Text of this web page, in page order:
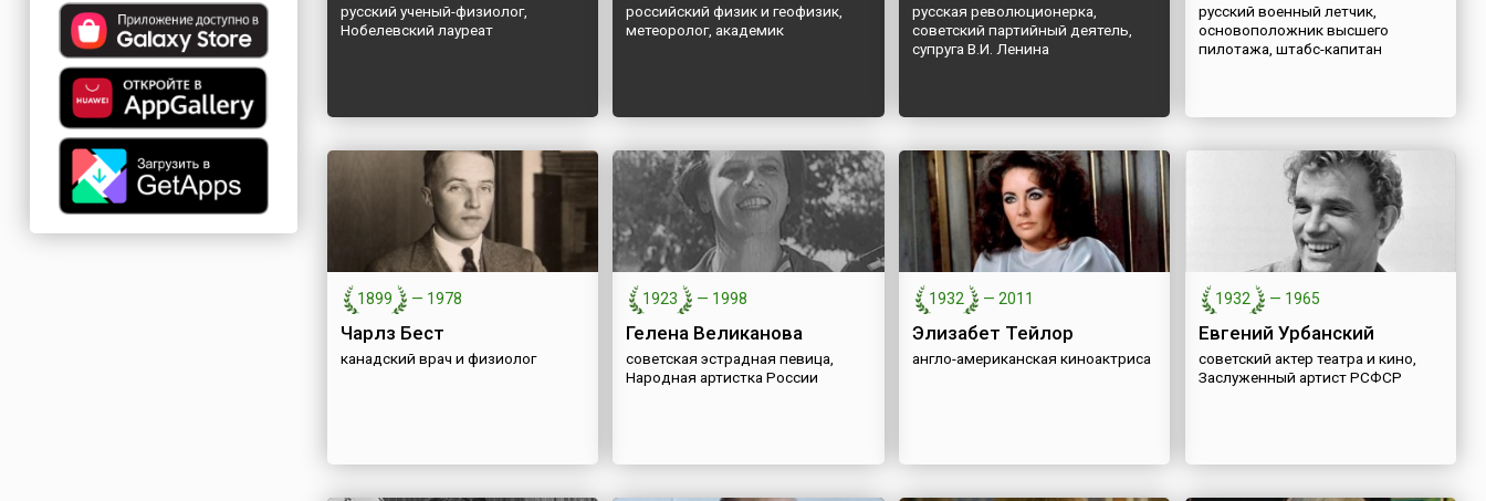
русский ученый-физиолог,
Нобелевский лауреат
российский физик и геофизик,
метеоролог, академик
русская революционерка,
советский партийный деятель,
супруга В.И. Ленина
русский военный летчик,
основоположник высшего
пилотажа, штабс-капитан
1899 — 1978
Чарлз Бест
канадский врач и физиолог
1923 — 1998
Гелена Великанова
советская эстрадная певица,
Народная артистка России
1932 —2011
Элизабет Тейлор
англо-американская киноактриса
1932 — 1965
Евгений Урбанский
советский актер театра и кино,
Заслуженный артист РСФСР